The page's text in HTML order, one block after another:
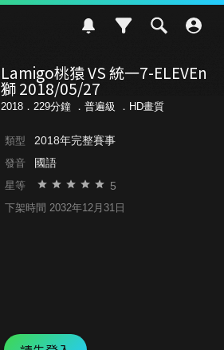
Lamigo桃猿 VS 統一7-ELEVEn
獅 2018/05/27
2018．229分鐘 ． 普遍級 ．HD畫質
類型 2018年完整賽事
發音 國語
星等 5
下架時間 2032年12月31日